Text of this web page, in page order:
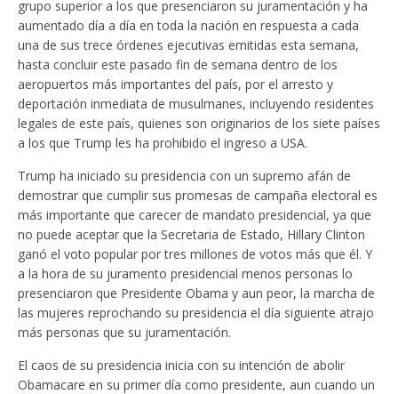
grupo superior a los que presenciaron su juramentación y ha
aumentado día a día en toda la nación en respuesta a cada
una de sus trece órdenes ejecutivas emitidas esta semana,
hasta concluir este pasado fin de semana dentro de los
aeropuertos más importantes del país, por el arresto y
deportación inmediata de musulmanes, incluyendo residentes
legales de este país, quienes son originarios de los siete países
a los que Trump les ha prohibido el ingreso a USA.
Trump ha iniciado su presidencia con un supremo afán de
demostrar que cumplir sus promesas de campaña electoral es
más importante que carecer de mandato presidencial, ya que
no puede aceptar que la Secretaria de Estado, Hillary Clinton
ganó el voto popular por tres millones de votos más que él. Y
a la hora de su juramento presidencial menos personas lo
presenciaron que Presidente Obama y aun peor, la marcha de
las mujeres reprochando su presidencia el día siguiente atrajo
más personas que su juramentación.
El caos de su presidencia inicia con su intención de abolir
Obamacare en su primer día como presidente, aun cuando un